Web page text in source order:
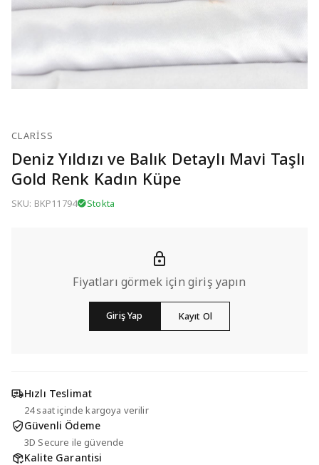
CLARISS
Deniz Yıldızı ve Balık Detaylı Mavi Taşlı
Gold Renk Kadın Küpe
SKU: BKP11794 Stokta
Fiyatları görmek için giriş yapın
Giriş Yap Kayıt Ol
Hızlı Teslimat
24 saat içinde kargoya verilir
Güvenli Ödeme
3D Secure ile güvende
Kalite Garantisi